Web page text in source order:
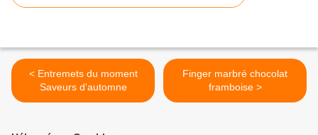
< Entremets du moment
Saveurs d'automne
Finger marbré chocolat
framboise >